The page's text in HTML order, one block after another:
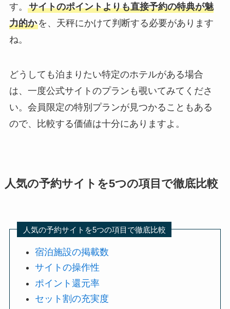
す。 サイトのポイントよりも直接予約の特典が魅
力的かを、天秤にかけて判断する必要があります
ね。
どうしても泊まりたい特定のホテルがある場合
は、一度公式サイトのプランも覗いてみてくださ
い。会員限定の特別プランが見つかることもある
ので、比較する価値は十分にありますよ。
人気の予約サイトを5つの項目で徹底比較
人気の予約サイトを5つの項目で徹底比較
宿泊施設の掲載数
サイトの操作性
ポイント還元率
セット割の充実度